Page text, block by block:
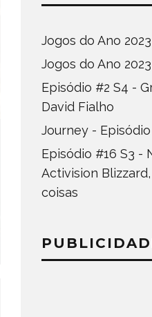
Jogos do Ano
Jogos do Ano
Episódio #2 S4 -
David Fialho
Journey - Episódio
Episódio #16 S3 -
Activision
coisas